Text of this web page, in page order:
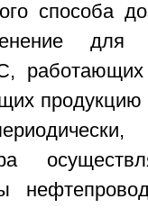
способа
для
работающих